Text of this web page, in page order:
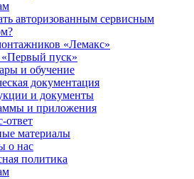
авторизованным сервисным
«Лемакс»
пуск»
и обучение
документация
и документы
и приложения
ответ
материалы
о нас
политика